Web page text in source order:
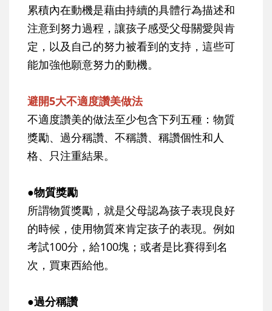
累積內在動機是藉由持續的具體行為描述和
注意到努力過程，讓孩子感受父母關愛與肯
定，以及自己的努力被看到的支持，這些可
能加強他願意努力的動機。
避開5大不適度讚美做法
不適度讚美的做法至少包含下列五種：物質
獎勵、過分稱讚、不稱讚、稱讚個性和人
格、只注重結果。
●物質獎勵
所謂物質獎勵，就是父母認為孩子表現良好
的時候，使用物質來肯定孩子的表現。例如
考試100分，給100塊；或者是比賽得到名
次，買東西給他。
●過分稱讚